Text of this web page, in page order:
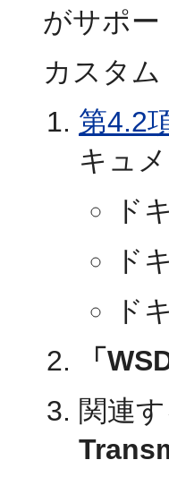
がサポ
カスタ
第4.2
キュ
ド
ド
ド
「
関連